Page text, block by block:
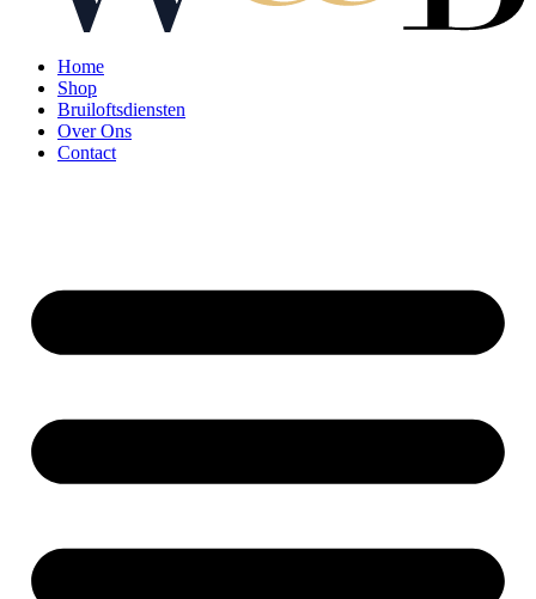
Home
Shop
Bruiloftsdiensten
Over Ons
Contact